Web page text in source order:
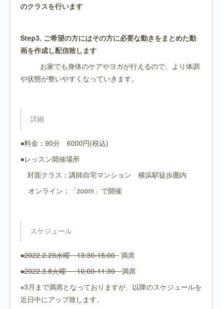
のクラスを行います
Step3. ご希望の方にはその方に必要な動きをまとめた動
画を作成し配信致します
お家でも身体のケアやヨガが行えるので、より体調
や状態が整いやすくなっていきます。
詳細
●料金：90分 6000円(税込)
●レッスン開催場所
対面クラス：講師自宅マンション 横浜駅徒歩圏内
オンライン：「zoom」で開催
スケジュール
●2022.2.23水曜 13:30-15:00満席
●2022.3.8火曜 10:00-11:30満席
※3月まで満席となっておりますが、以降のスケジュールを
近日中にアップ致します。